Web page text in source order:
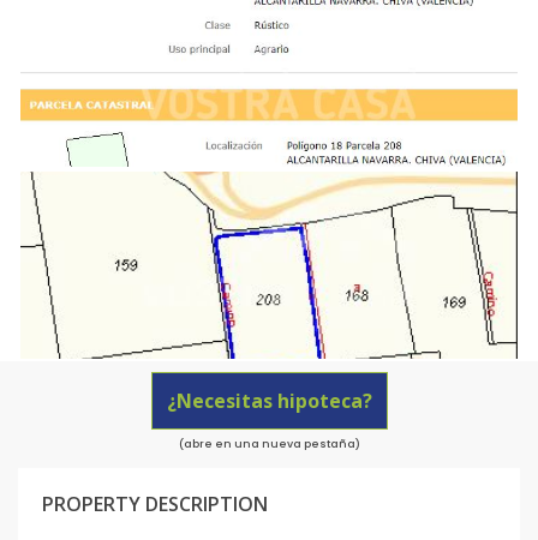
¿Necesitas hipoteca?
(abre en una nueva pestaña)
PROPERTY DESCRIPTION